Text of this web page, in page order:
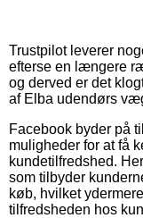
Trustpilot leverer
efterse en længere
og derved er det
af Elba udendørs
Facebook byder på
muligheder for at få
kundetilfredshed.
som tilbyder
køb, hvilket
tilfredsheden hos